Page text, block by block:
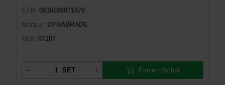
EAN:
0616026071070
Marque:
DYNABRADE
Man:
07107
SET Panier d'achat